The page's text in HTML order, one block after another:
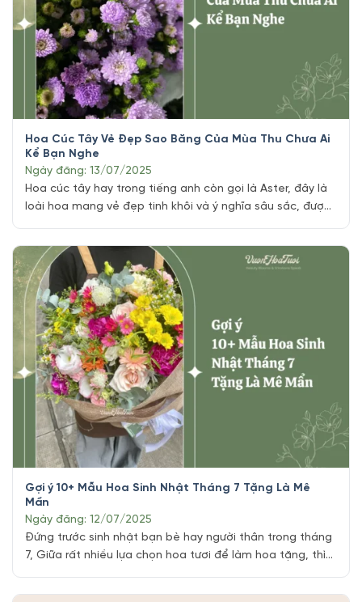
Hoa Cúc Tây Vẻ Đẹp Sao Băng Của Mùa Thu Chưa Ai
Kể Bạn Nghe
Ngày đăng: 13/07/2025
Hoa cúc tây hay trong tiếng anh còn gọi là Aster, đây là
loài hoa mang vẻ đẹp tinh khôi và ý nghĩa sâu sắc, được
loại cực kì đa dạng, cúc tây không chỉ là một lựa chọn
tuyệt vời để tô [...]
Gợi ý 10+ Mẫu Hoa Sinh Nhật Tháng 7 Tặng Là Mê
Mẩn
Ngày đăng: 12/07/2025
Đứng trước sinh nhật bạn bè hay người thân trong tháng
7, Giữa rất nhiều lựa chọn hoa tươi để làm hoa tặng, thì
tháng 7 sau đây được chúng mình tuyển chọn vẫn luôn